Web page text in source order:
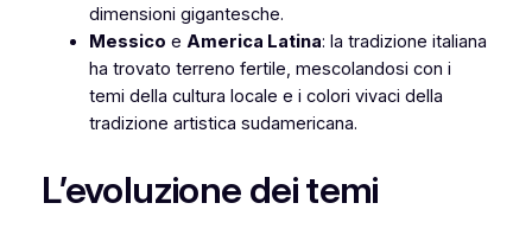
dimensioni gigantesche.
Messico e America Latina: la tradizione italiana
ha trovato terreno fertile, mescolandosi con i
temi della cultura locale e i colori vivaci della
tradizione artistica sudamericana.
L’evoluzione dei temi